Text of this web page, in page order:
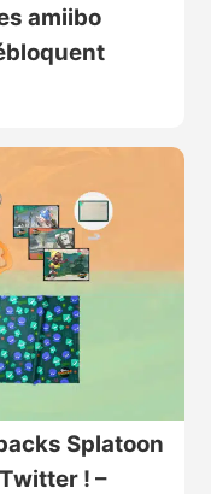
amiibo
Splatoon
! –